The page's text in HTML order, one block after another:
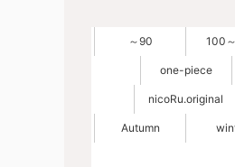
～90 100
one-piece
nicoRu.original
Autumn